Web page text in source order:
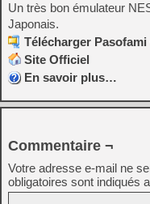
Un très bon émulateur
Japonais.
Télécharger Pasofami
Site Officiel
En savoir plus…
Commentaire ¬
Votre adresse e-mail ne
obligatoires sont indiqués